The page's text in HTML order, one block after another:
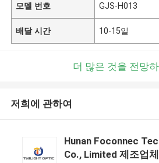
모델 번호 GJS-H013
배달 시간 10-15일
더 많은 것을 전망
저희에 관하여
Hunan Foconnec
Co., Limited 제조업